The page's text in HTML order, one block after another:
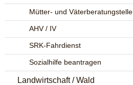
Mütter- und Väterberatungstelle
AHV / IV
SRK-Fahrdienst
Sozialhilfe beantragen
Landwirtschaft / Wald